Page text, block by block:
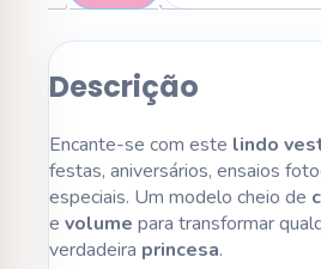
Descrição
Encante-se com este lindo
festas, aniversários, ensaios
especiais. Um modelo cheio de
e volume para transformar
verdadeira princesa.